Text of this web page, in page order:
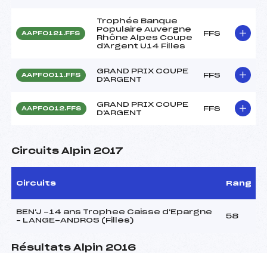
AAPF0121.FFS
Trophée Banque
Populaire Auvergne
Rhône Alpes Coupe
d'Argent U14 Filles
FFS
AAPF0011.FFS
GRAND PRIX COUPE
D'ARGENT
FFS
AAPF0012.FFS
GRAND PRIX COUPE
D'ARGENT
FFS
Circuits Alpin 2017
Circuits Rang
BEN'J -14 ans Trophee Caisse d'Epargne
– LANGE-ANDROS (Filles)
58
Résultats Alpin 2016